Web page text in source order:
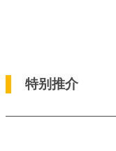
特别推介